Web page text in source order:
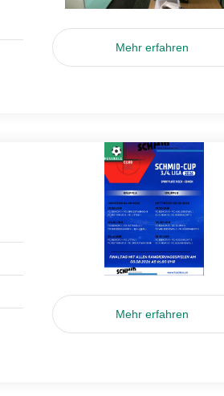
Mehr erfahren
Mehr erfahren